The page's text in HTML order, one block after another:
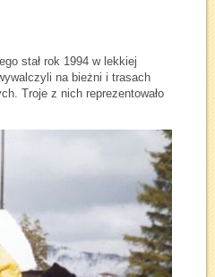
stał rok 1994 w lekkiej
na bieżni i trasach
Troje z nich reprezentowało